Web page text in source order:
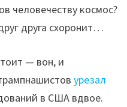
человечеству космос?
друга схоронит…
— вон, и
урезал
в США вдвое.